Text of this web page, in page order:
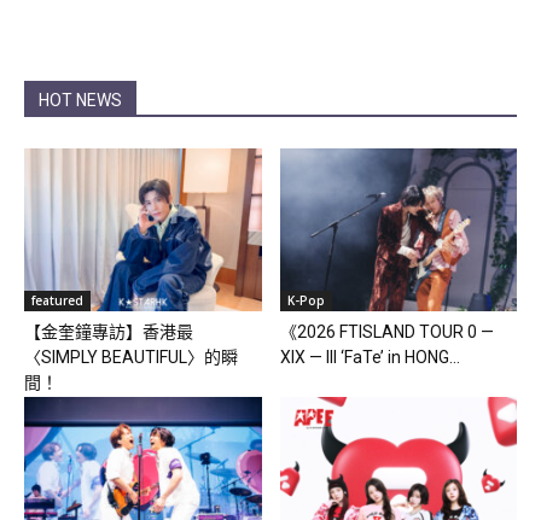
HOT NEWS
featured
【金奎鐘專訪】香港最
〈SIMPLY BEAUTIFUL〉的瞬
間！
K-Pop
《2026 FTISLAND TOUR 0 —
XIX — III ‘FaTe’ in HONG...